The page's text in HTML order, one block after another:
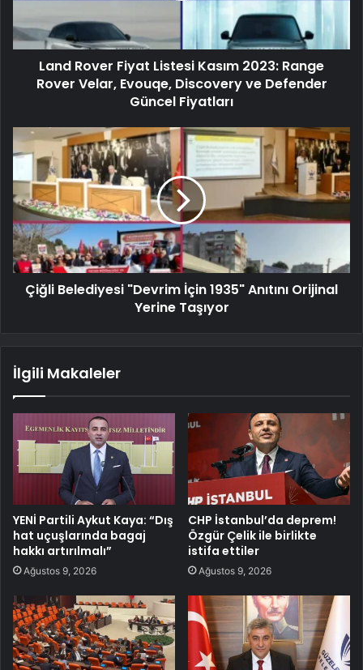
Land Rover Fiyat Listesi Kasım 2023: Range
Rover Velar, Evouqe, Discovery ve Defender
Güncel Fiyatları
Çiğli Belediyesi "Devrim İçin 1935" Anıtını Orijinal
Yerine Taşıyor
İlgili Makaleler
YENİ Partili Aykut Kaya: “Dış
hat uçuşlarında bagaj
hakkı artırılmalı”
Ağustos 9, 2026
CHP İstanbul’da deprem!
Özgür Çelik ile birlikte
istifa ettiler
Ağustos 9, 2026